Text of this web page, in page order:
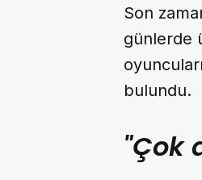
Son
günlerde
bulundu.
"Çok